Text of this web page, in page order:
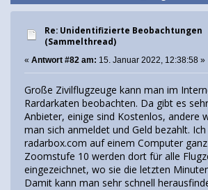
Re: Unidentifizierte Beobachtungen
(Sammelthread)
« Antwort #82 am: 15. Januar 2022, 12:38:58 »
Große Zivilflugzeuge kann man im
Rardarkaten beobachten. Da gibt es
Anbieter, einige sind Kostenlos, andere
man sich anmeldet und Geld bezahlt.
radarbox.com auf einem Computer
Zoomstufe 10 werden dort für alle
eingezeichnet, wo sie die letzten
Damit kann man sehr schnell